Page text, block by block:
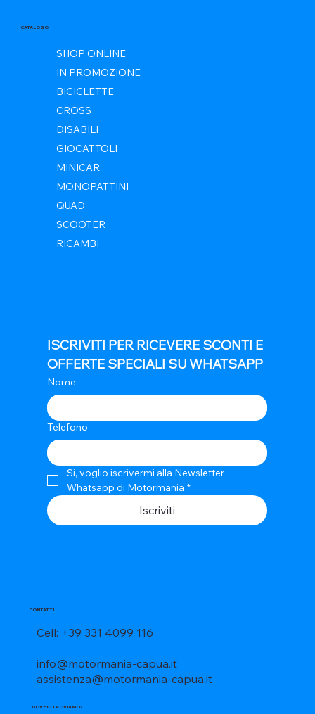
CATALOGO
SHOP ONLINE
IN PROMOZIONE
BICICLETTE
CROSS
DISABILI
GIOCATTOLI
MINICAR
MONOPATTINI
QUAD
SCOOTER
RICAMBI
CONTATTI
Cell: +39 331 4099 116
info@motormania-capua.it
assistenza@motormania-capua.it
DOVE CI TROVIAMO?
ISCRIVITI PER RICEVERE SCONTI E
OFFERTE SPECIALI SU WHATSAPP
Nome
Telefono
Si, voglio iscrivermi alla Newsletter
Whatsapp di Motormania *
Iscriviti